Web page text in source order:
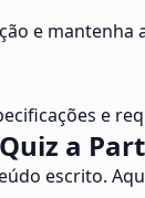
e mantenha
e
a
escrito.